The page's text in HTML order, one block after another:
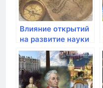
Влияние открытий
на развитие науки
и образования